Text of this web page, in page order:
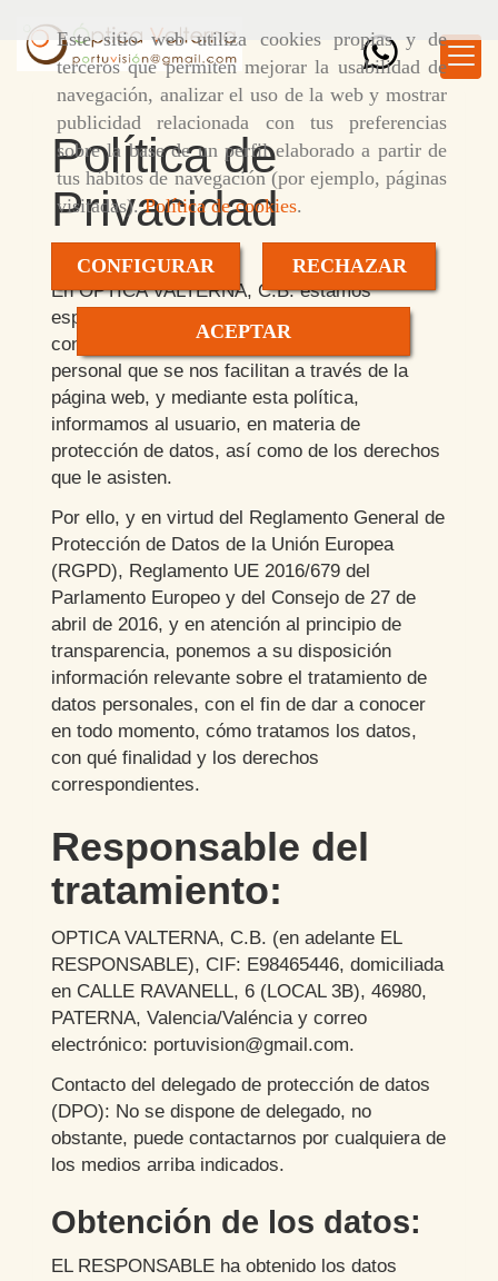
Este sitio web utiliza cookies propias y de
terceros que permiten mejorar la usabilidad de
navegación, analizar el uso de la web y mostrar
publicidad relacionada con tus preferencias
sobre la base de un perfil elaborado a partir de
tus hábitos de navegación (por ejemplo, páginas
visitadas).Política de cookies.
CONFIGURAR RECHAZAR
ACEPTAR
Política de
Privacidad
EnOPTICA VALTERNA, C.B.estamos
especialmente concienciados por la
confidencialidad de los datos de carácter
personal que se nos facilitan a través de la
página web, y mediante esta política,
informamos al usuario, en materia de
protección de datos, así como de los derechos
que le asisten.
Por ello, y en virtud del Reglamento General de
Protección de Datos de la Unión Europea
(RGPD), Reglamento UE 2016/679 del
Parlamento Europeo y del Consejo de 27 de
abril de 2016, y en atención al principio de
transparencia, ponemos a su disposición
información relevante sobre el tratamiento de
datos personales, con el fin de dar a conocer
en todo momento, cómo tratamos los datos,
con qué finalidad y los derechos
correspondientes.
Responsable del
tratamiento:
OPTICA VALTERNA, C.B. (en adelante EL
RESPONSABLE), CIF: E98465446, domiciliada
en CALLE RAVANELL, 6 (LOCAL 3B), 46980,
PATERNA, Valencia/Valénciay correo
electrónico: portuvision@gmail.com.
Contacto del delegado de protección de datos
(DPO): No se dispone de delegado, no
obstante, puede contactarnos por cualquiera de
los medios arriba indicados.
Obtención de los datos:
EL RESPONSABLE ha obtenido los datos